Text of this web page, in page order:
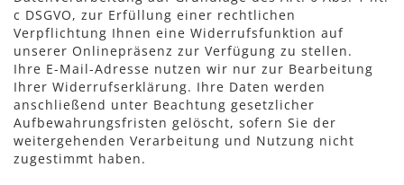
c DSGVO, zur Erfüllung einer rechtlichen
Verpflichtung Ihnen eine Widerrufsfunktion auf
unserer Onlinepräsenz zur Verfügung zu stellen.
Ihre E-Mail-Adresse nutzen wir nur zur Bearbeitung
Ihrer Widerrufserklärung. Ihre Daten werden
anschließend unter Beachtung gesetzlicher
Aufbewahrungsfristen gelöscht, sofern Sie der
weitergehenden Verarbeitung und Nutzung nicht
zugestimmt haben.